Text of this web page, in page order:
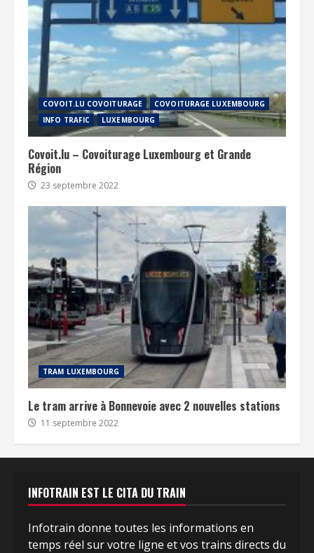
COVOIT.LU COVOITURAGE
COVOITURAGE LUXEMBOURG
INFO TRAFIC
LUXEMBOURG
Covoit.lu – Covoiturage Luxembourg et Grande
Région
23 septembre 2022
TRAM LUXEMBOURG
Le tram arrive à Bonnevoie avec 2 nouvelles stations
11 septembre 2022
INFOTRAIN EST LE CITA DU TRAIN
Infotrain donne toutes les informations en
temps réel sur votre ligne et vos trains directs du